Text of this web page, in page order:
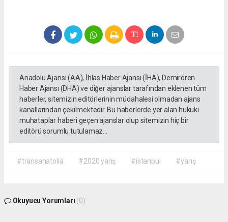
Anadolu Ajansı (AA), İhlas Haber Ajansı (İHA), Demirören
Haber Ajansı (DHA) ve diğer ajanslar tarafından eklenen tüm
haberler, sitemizin editörlerinin müdahalesi olmadan ajans
kanallarından çekilmektedir. Bu haberlerde yer alan hukuki
muhataplar haberi geçen ajanslar olup sitemizin hiç bir
editörü sorumlu tutulamaz...
#transanatolia #2020 yarış #istanbul #yarış
Okuyucu Yorumları (0)